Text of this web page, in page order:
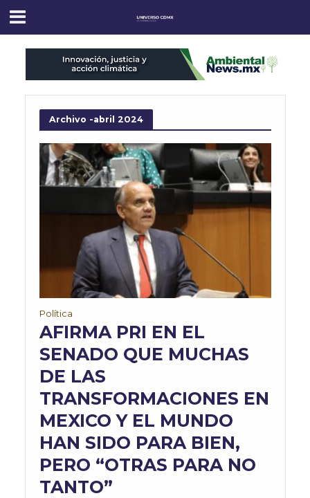
Archivo -abril 2024
Política
AFIRMA PRI EN EL
SENADO QUE MUCHAS
DE LAS
TRANSFORMACIONES EN
MEXICO Y EL MUNDO
HAN SIDO PARA BIEN,
PERO “OTRAS PARA NO
TANTO”